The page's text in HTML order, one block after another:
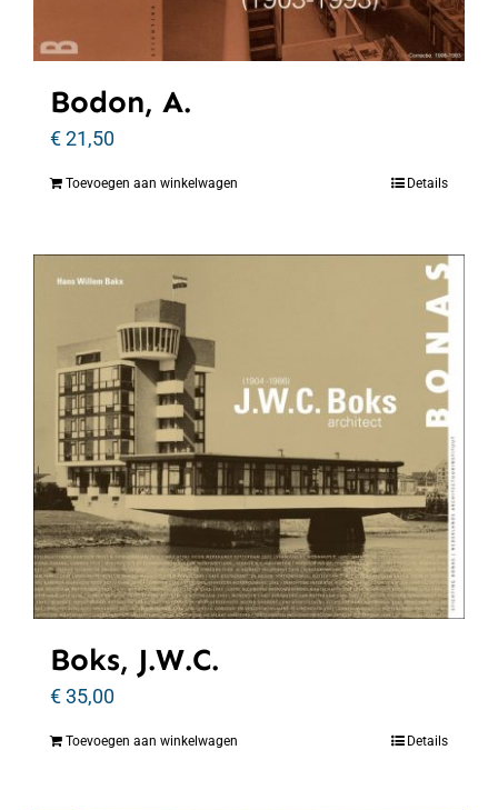
Bodon, A.
€21,50
Toevoegen aan winkelwagen Details
Boks, J.W.C.
€35,00
Toevoegen aan winkelwagen Details